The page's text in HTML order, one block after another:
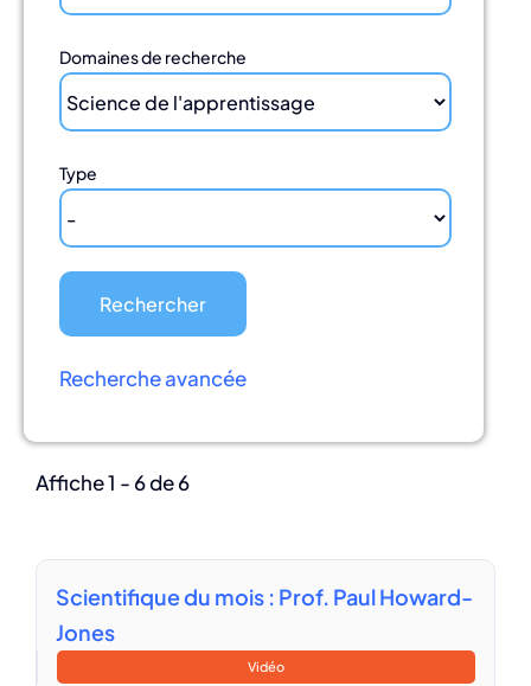
Domaines de recherche
Type
Recherche avancée
Affiche 1 - 6 de 6
Scientifique du mois : Prof. Paul Howard-
Jones
Vidéo